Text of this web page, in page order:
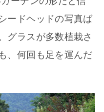
ードヘッドの写真ば
グラスが多数植栽さ
、何回も足を運んだ